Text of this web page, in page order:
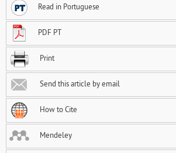
Read in Portuguese
PDF PT
Print
Send this article by email
How to Cite
Mendeley